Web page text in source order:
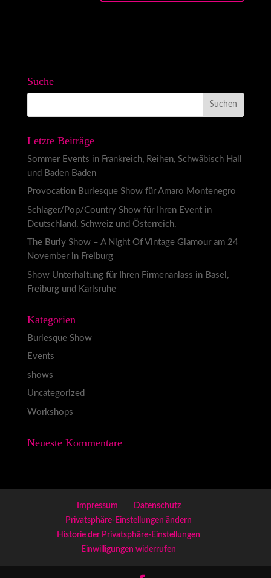
Suche
Letzte Beiträge
Sommer Events in Frankreich, Reihen, Schwäbisch Hall
und Baden Baden
Provocation Burlesque Show für Amaro Montenegro
Schlager/Pop/Country Show für Ihren Event in
Deutschland, Schweiz und Österreich.
The Burly Show – A Night Of Vintage Glamour am 24
November in Freiburg
Show Unterhaltung für Ihren Firmenanlass in Basel,
Freiburg und Karlsruhe
Kategorien
Burlesque Show
Events
shows
Uncategorized
Workshops
Neueste Kommentare
Impressum
Datenschutz
Privatsphäre-Einstellungen ändern
Historie der Privatsphäre-Einstellungen
Einwilligungen widerrufen